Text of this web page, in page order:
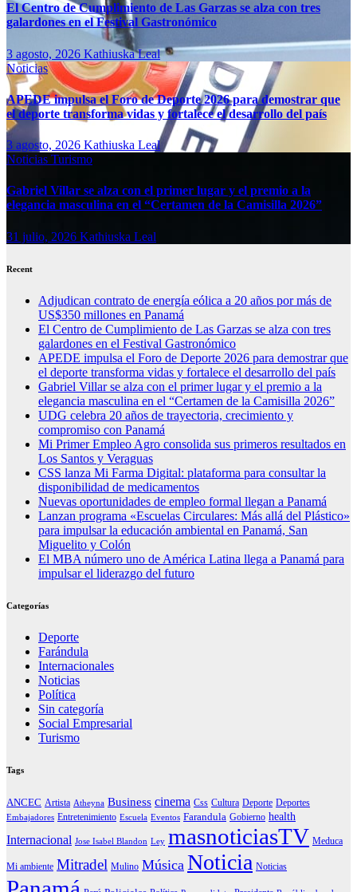
El Centro de Cumplimiento de Las Garzas se alza con tres
galardones en el Festival Gastronómico
3 agosto, 2026 Kathiuska Leal
Noticias
APEDE impulsa el Foro de Deporte 2026 para demostrar que
el deporte transforma vidas y fortalece el desarrollo del país
3 agosto, 2026 Kathiuska Leal
Noticias Turismo
Gabriel Villar se alza con el primer lugar y el premio a la
elegancia masculina en el “Certamen de la Camisilla 2026”
31 julio, 2026 Kathiuska Leal
Recent
Adjudican contrato de energía eólica a 20 años por más de
US$350 millones en Panamá
El Centro de Cumplimiento de Las Garzas se alza con tres
galardones en el Festival Gastronómico
APEDE impulsa el Foro de Deporte 2026 para demostrar que
el deporte transforma vidas y fortalece el desarrollo del país
Gabriel Villar se alza con el primer lugar y el premio a la
elegancia masculina en el “Certamen de la Camisilla 2026”
UDG celebra 20 años de trayectoria, crecimiento y
compromiso con Panamá
Mi Primer Empleo Agro consolida sus primeros resultados en
Los Santos y Veraguas
CSS lanza Mi Farma Digital: plataforma para consultar la
disponibilidad de medicamentos
Nuevas oportunidades de empleo formal llegan a Panamá
Lanzan programa «Escuelas Circulares: Más allá del Plástico»
para impulsar la educación ambiental en Panamá, San
Miguelito y Colón
El MBA número uno de América Latina llega a Panamá para
impulsar el liderazgo del futuro
Categorías
Deporte
Farándula
Internacionales
Noticias
Política
Sin categoría
Social Empresarial
Turismo
Tags
ANCEC Artista Atheyna Business cinema Css Cultura Deporte Deportes
Embajadores Entretenimiento Escuela Eventos Farandula Gobierno health
Internacional Jose Isabel Blandon Ley masnoticiasTV Meduca
Mi ambiente Mitradel Mulino Música Noticia Noticias